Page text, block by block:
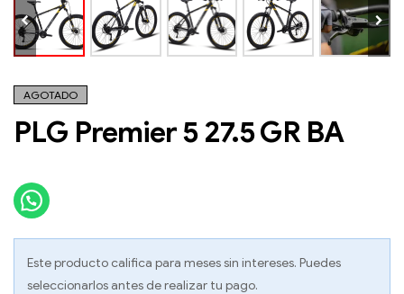
AGOTADO
PLG Premier 5 27.5 GR BA
Este producto califica para meses sin intereses. Puedes
seleccionarlos antes de realizar tu pago.